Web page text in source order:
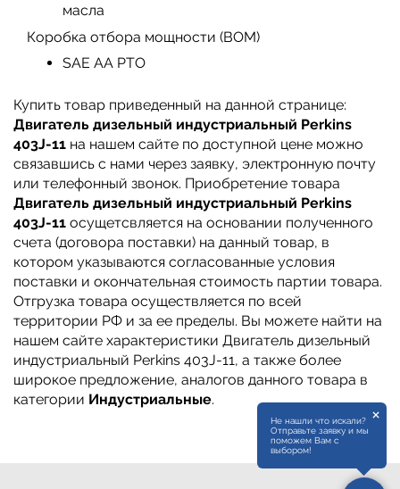
масла
Коробка отбора мощности (ВОМ)
SAE AA PTO
Купить товар приведенный на данной странице:
Двигатель дизельный индустриальный Perkins
403J-11 на нашем сайте по доступной цене можно
связавшись с нами через заявку, электронную почту
или телефонный звонок. Приобретение товара
Двигатель дизельный индустриальный Perkins
403J-11 осущетсвляется на основании полученного
счета (договора поставки) на данный товар, в
котором указываются согласованные условия
поставки и окончательная стоимость партии товара.
Отгрузка товара осуществляется по всей
территории РФ и за ее пределы. Вы можете найти на
нашем сайте характеристики Двигатель дизельный
индустриальный Perkins 403J-11, а также более
широкое предложение, аналогов данного товара в
категории Индустриальные.
Не нашли что искали?
Отправьте заявку и мы
поможем Вам с
выбором!
×